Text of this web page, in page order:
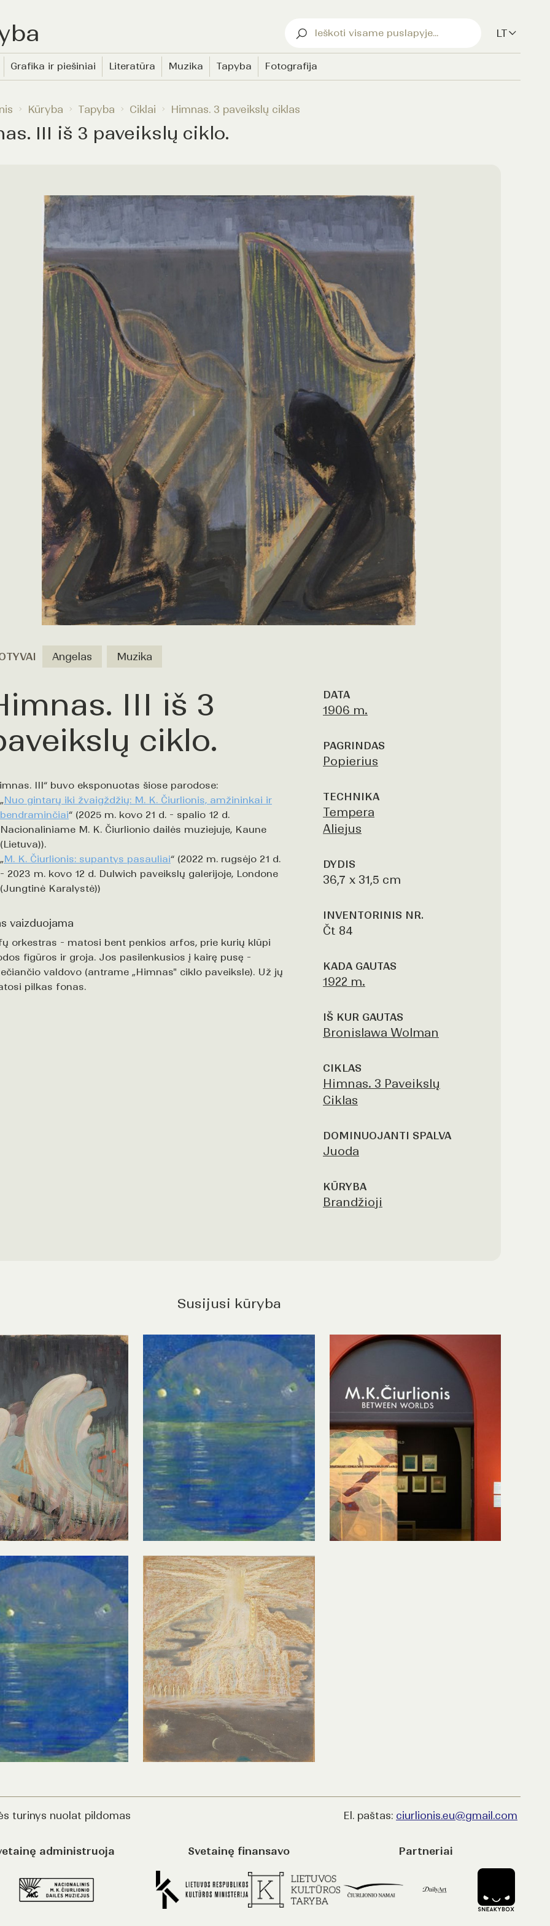
LT
Grafika ir piešiniai Literatūra Muzika Tapyba Fotografija
Kūryba Tapyba Ciklai Himnas. 3 paveikslų ciklas
III iš 3 paveikslų ciklo.
Angelas Muzika
III iš 3
ciklo.
III“ buvo eksponuotas šiose parodose:
„Nuo gintarų iki žvaigždžių: M. K. Čiurlionis, amžininkai ir
bendraminčiai“ (2025 m. kovo 21 d. - spalio 12 d.
Nacionaliniame M. K. Čiurlionio dailės muziejuje, Kaune
(Lietuva)).
„M. K. Čiurlionis: supantys pasauliai“ (2022 m. rugsėjo 21 d.
- 2023 m. kovo 12 d. Dulwich paveikslų galerijoje, Londone
(Jungtinė Karalystė))
vaizduojama
orkestras - matosi bent penkios arfos, prie kurių klūpi
figūros ir groja. Jos pasilenkusios į kairę pusę -
valdovo (antrame „Himnas" ciklo paveiksle). Už jų
pilkas fonas.
DATA
1906 m.
PAGRINDAS
Popierius
TECHNIKA
Tempera
Aliejus
DYDIS
36,7 x 31,5 cm
INVENTORINIS NR.
Čt 84
KADA GAUTAS
1922 m.
IŠ KUR GAUTAS
Bronislawa Wolman
CIKLAS
Himnas. 3 Paveikslų
Ciklas
DOMINUOJANTI SPALVA
Juoda
KŪRYBA
Brandžioji
Susijusi kūryba
turinys nuolat pildomas El. paštas: ciurlionis.eu@gmail.com
administruoja Svetainę finansavo Partneriai